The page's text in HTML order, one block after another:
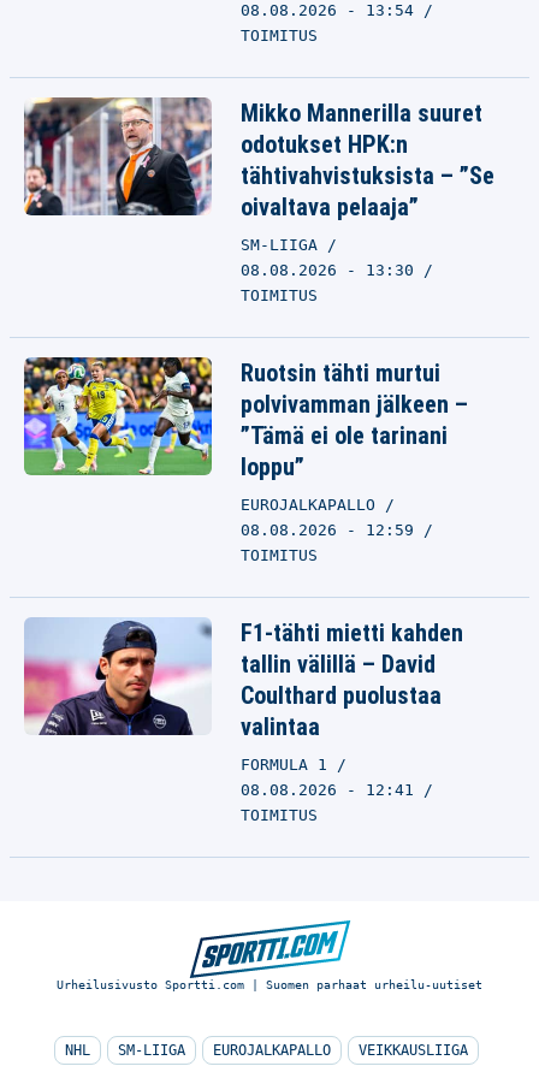
08.08.2026 - 13:54
TOIMITUS
Mikko Mannerilla suuret
odotukset HPK:n
tähtivahvistuksista – ”Se
oivaltava pelaaja”
SM-LIIGA
08.08.2026 - 13:30
TOIMITUS
Ruotsin tähti murtui
polvivamman jälkeen –
”Tämä ei ole tarinani
loppu”
EUROJALKAPALLO
08.08.2026 - 12:59
TOIMITUS
F1-tähti mietti kahden
tallin välillä – David
Coulthard puolustaa
valintaa
FORMULA 1
08.08.2026 - 12:41
TOIMITUS
Urheilusivusto Sportti.com | Suomen parhaat urheilu-uutiset
NHL SM-LIIGA EUROJALKAPALLO VEIKKAUSLIIGA